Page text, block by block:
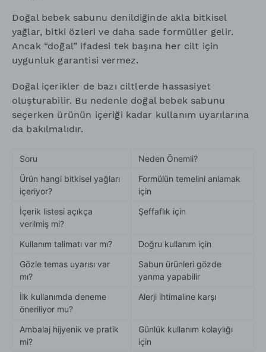
Doğal bebek sabunu denildiğinde akla bitkisel
yağlar, bitki özleri ve daha sade formüller gelir.
Ancak “doğal” ifadesi tek başına her cilt için
uygunluk garantisi vermez.
Doğal içerikler de bazı ciltlerde hassasiyet
oluşturabilir. Bu nedenle doğal bebek sabunu
seçerken ürünün içeriği kadar kullanım uyarılarına
da bakılmalıdır.
Soru
Neden Önemli?
Ürün hangi bitkisel yağları
içeriyor?
Formülün temelini anlamak
için
İçerik listesi açıkça
verilmiş mi?
Şeffaflık için
Kullanım talimatı var mı?
Doğru kullanım için
Gözle temas uyarısı var
mı?
Sabun ürünleri gözde
yanma yapabilir
İlk kullanımda deneme
öneriliyor mu?
Alerji ihtimaline karşı
Ambalaj hijyenik ve pratik
mi?
Günlük kullanım kolaylığı
için